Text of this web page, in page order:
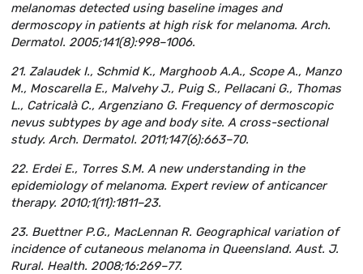
melanomas detected using baseline images and
dermoscopy in patients at high risk for melanoma. Arch.
Dermatol. 2005;141(8):998–1006.
21. Zalaudek I., Schmid K., Marghoob A.A., Scope A., Manzo
M., Moscarella E., Malvehy J., Puig S., Pellacani G., Thomas
L., Catricalà C., Argenziano G. Frequency of dermoscopic
nevus subtypes by age and body site. A cross-sectional
study. Arch. Dermatol. 2011;147(6):663–70.
22. Erdei E., Torres S.M. A new understanding in the
epidemiology of melanoma. Expert review of anticancer
therapy. 2010;1(11):1811–23.
23. Buettner P.G., MacLennan R. Geographical variation of
incidence of cutaneous melanoma in Queensland. Aust. J.
Rural. Health. 2008;16:269–77.